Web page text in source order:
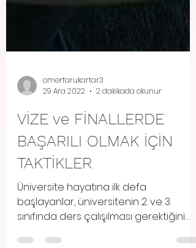
omerfarukartar3
29 Ara 2022
2 dakikada okunur
VİZE ve FİNALLERDE
TAKTİKLER
Üniversite hayatına ilk defa
başlayanlar, üniversitenin 2. ve 3.